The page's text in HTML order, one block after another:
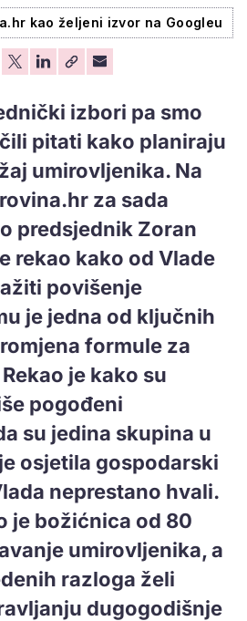
kao željeni izvor na Googleu
izbori pa smo
pitati kako planiraju
umirovljenika. Na
za sada
predsjednik Zoran
rekao kako od Vlade
povišenje
je jedna od ključnih
formule za
je kako su
pogođeni
su jedina skupina u
osjetila gospodarski
neprestano hvali.
je božićnica od 80
umirovljenika, a
razloga želi
dugogodišnje